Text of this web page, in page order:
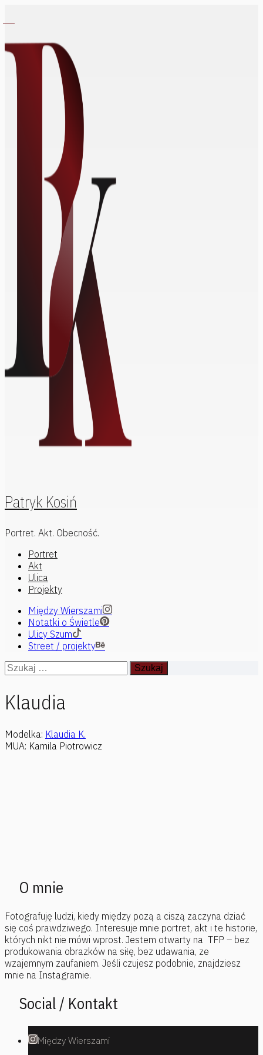
Patryk Kosiń
Portret. Akt. Obecność.
Menu
główne
Portret
Akt
Ulica
Projekty
Między Wierszami
Notatki o Świetle
Ulicy Szum
Street / projekty
Przejdź
do
Szukaj:
Klaudia
Modelka: Klaudia K.
MUA: Kamila Piotrowicz
O mnie
Fotografuję ludzi, kiedy między pozą a ciszą zaczyna dziać
się coś prawdziwego. Interesuje mnie portret, akt i te historie,
których nikt nie mówi wprost. Jestem otwarty na TFP – bez
produkowania obrazków na siłę, bez udawania, ze
wzajemnym zaufaniem. Jeśli czujesz podobnie, znajdziesz
mnie na Instagramie.
Social / Kontakt
Między Wierszami